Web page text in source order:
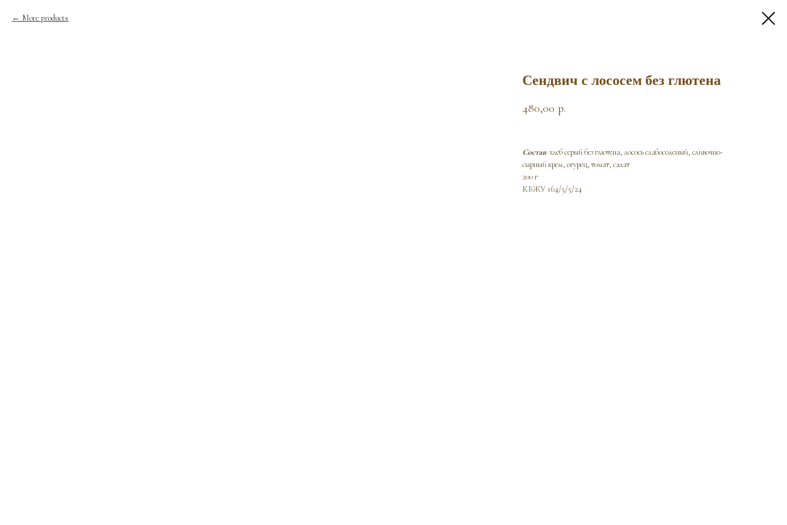
More products
Сендвич с лососем без глютена
480,00 р.
Состав: хлеб серый без глютена, лосось слабосоленый, сливочно-
сырный крем, огурец, томат, салат
200 г
КБЖУ 164/5/5/24